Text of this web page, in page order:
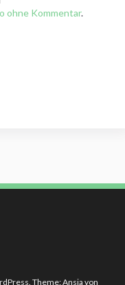
ohne Kommentar.
Theme: Ansia von